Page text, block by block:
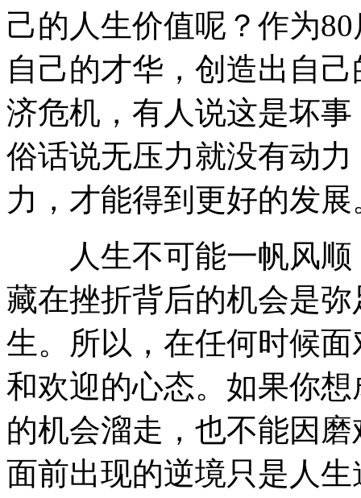
己的人生价值呢？作为
自己的才华，创造出自
济危机，有人说这是坏
俗话说无压力就没有动
力，才能得到更好的发展
人生不可能一帆风顺
藏在挫折背后的机会是
生。所以，在任何时候
和欢迎的心态。如果你
的机会溜走，也不能因
面前出现的逆境只是人